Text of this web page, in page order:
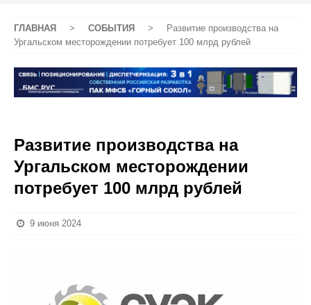
ГЛАВНАЯ > СОБЫТИЯ >
Развитие производства на
Ургальском месторождении потребует 100 млрд рублей
Развитие производства на
Ургальском месторождении
потребует 100 млрд рублей
9 июня 2024